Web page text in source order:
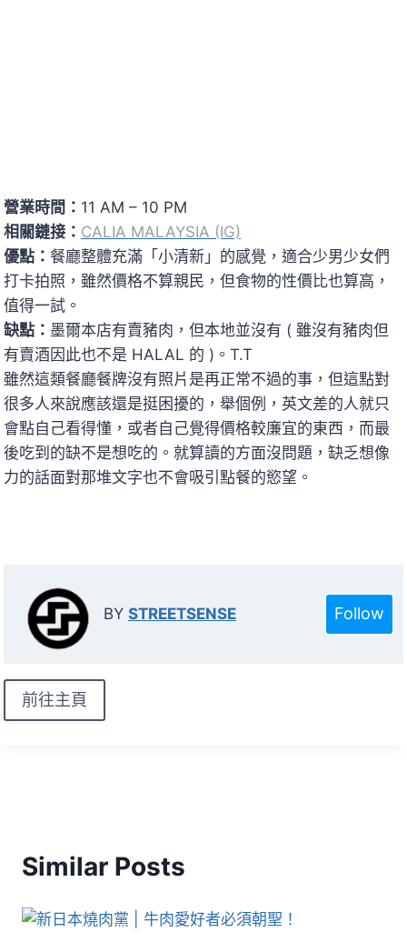
營業時間： 11 AM – 10 PM
相關鏈接： CALIA MALAYSIA (IG)
優點： 餐廳整體充滿「小清新」的感覺，適合少男少女們
打卡拍照，雖然價格不算親民，但食物的性價比也算高，
值得一試。
缺點： 墨爾本店有賣豬肉，但本地並沒有 ( 雖沒有豬肉但
有賣酒因此也不是 HALAL 的 )。T.T
雖然這類餐廳餐牌沒有照片是再正常不過的事，但這點對
很多人來說應該還是挺困擾的，舉個例，英文差的人就只
會點自己看得懂，或者自己覺得價格較廉宜的東西，而最
後吃到的缺不是想吃的。就算讀的方面沒問題，缺乏想像
力的話面對那堆文字也不會吸引點餐的慾望。
BY STREETSENSE Follow
前往主頁
Similar Posts